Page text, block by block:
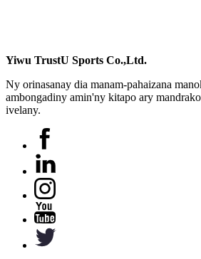
Yiwu TrustU Sports Co.,Ltd.
Ny orinasanay dia manam-pahaizana
ambongadiny amin'ny kitapo ary
ivelany.